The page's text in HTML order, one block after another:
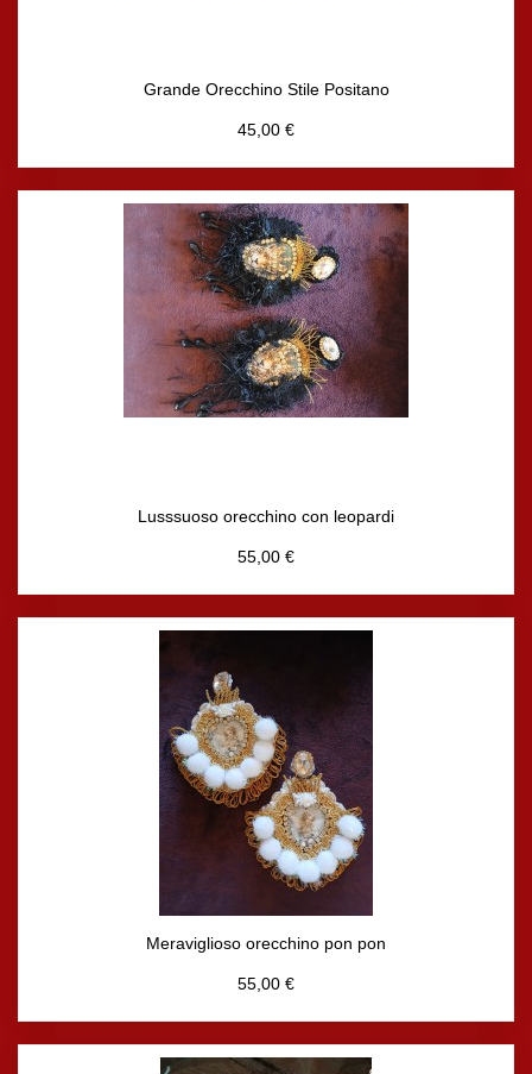
Grande Orecchino Stile Positano
45,00 €
Lusssuoso orecchino con leopardi
55,00 €
Meraviglioso orecchino pon pon
55,00 €